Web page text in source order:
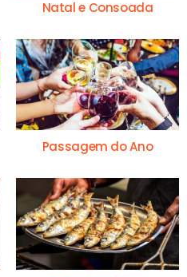
Natal e Consoada
Passagem do Ano